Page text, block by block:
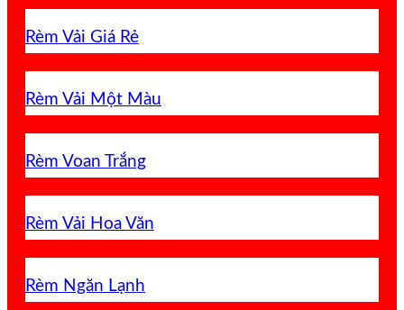
Rèm Vải Giá Rẻ
Rèm Vải Một Màu
Rèm Voan Trắng
Rèm Vải Hoa Văn
Rèm Ngăn Lạnh